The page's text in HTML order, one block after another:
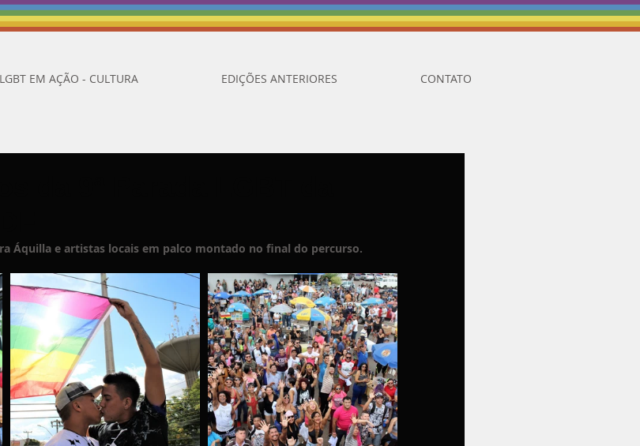
EM AÇÃO - CULTURA EDIÇÕES ANTERIORES CONTATO
Áquilla e artistas locais em palco montado no final do percurso.